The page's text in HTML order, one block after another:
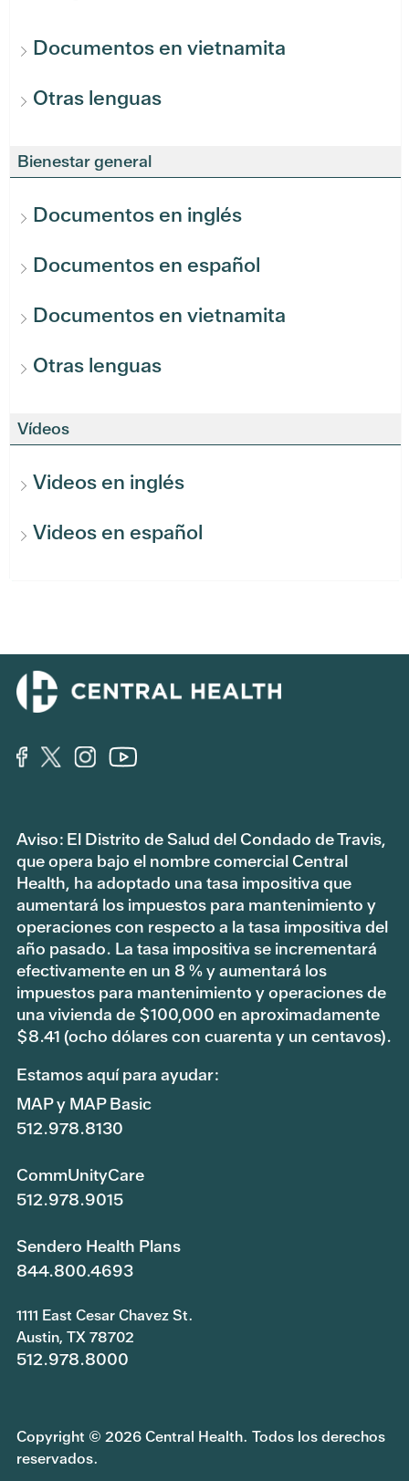
Documentos en vietnamita
Otras lenguas
Bienestar general
Documentos en inglés
Documentos en español
Documentos en vietnamita
Otras lenguas
Vídeos
Videos en inglés
Videos en español
Aviso: El Distrito de Salud del Condado de Travis,
que opera bajo el nombre comercial Central
Health, ha adoptado una tasa impositiva que
aumentará los impuestos para mantenimiento y
operaciones con respecto a la tasa impositiva del
año pasado. La tasa impositiva se incrementará
efectivamente en un 8 % y aumentará los
impuestos para mantenimiento y operaciones de
una vivienda de $100,000 en aproximadamente
$8.41 (ocho dólares con cuarenta y un centavos).
Estamos aquí para ayudar:
MAP y MAP Basic
512.978.8130
CommUnityCare
512.978.9015
Sendero Health Plans
844.800.4693
1111 East Cesar Chavez St.
Austin, TX 78702
512.978.8000
Copyright © 2026 Central Health. Todos los derechos
reservados.